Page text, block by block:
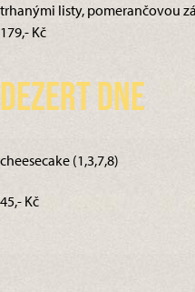
trhanými listy, pomerančovou
179,- Kč
Dezert dne
cheesecake (1,3,7,8)
45,- Kč